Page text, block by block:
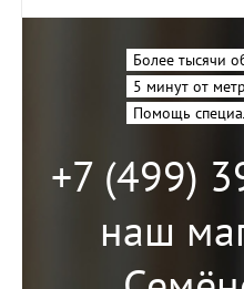
Более тысячи
5 минут от
Помощь
+7 (499)
наш